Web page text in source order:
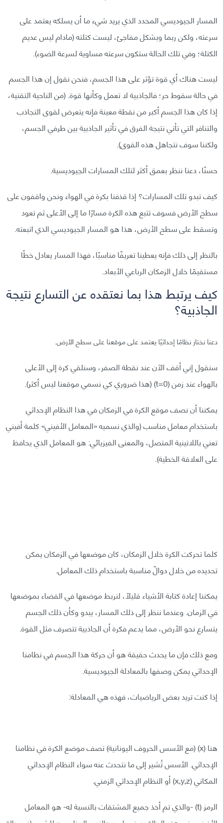
المسار الجيوديسي المحدد الذي يريد شيء ما أن يسلكه يعتمد على
سرعته، ولكن ربما وبشكل مفاجئ، ليست كتلته (مادام ليس عديم
الكتلة؛ وفي تلك الحالة ستكون سرعته مساوية لسرعة الضوء).
ليست هناك أي قوة تؤثر على هذا الجسم، فنحن نقول إن هذا الجسم
في حالة سقوط حر؛ فالجاذبية لا تعمل وكأنها قوة. (من الناحية التقنية،
إذا كان هذا الجسم أكبر من نقطة معينة فإنه يتعرض لقوى التجاذب
والتنافر التي تأتي نتيجة الفرق في تأثير الجاذبية بين طرفي الجسم،
ولكننا سوف نتجاهل هذه القوى).
حسنًا، دعنا ننظر بعمق أكثر لتلك المسارات الجيوديسية.
كيف تبدو تلك المسارات؟ إذا قذفنا بكرة في الهواء ونحن واقفون على
سطح الأرض فسوف تتبع هذه الكرة مسارًا ما إلى الأعلى ثم تعود
وتسقط على سطح الأرض، هذا هو المسار الجيوديسي الذي اتبعته.
بالنظر إلى ذلك فإنه يعطينا تعريفًا مناسبًا، فهذا المسار يعادل خطًا
مستقيمًا خلال الزمكان الرباعي الأبعاد.
كيف يرتبط هذا بما نعتقده عن التسارع نتيجة
الجاذبية؟
دعنا نختار نظامًا إحداثيًا يعتمد على موقعنا على سطح الأرض.
سنقول إني أقف الآن عند نقطة الصفر، وسنلقي كرة إلى الأعلى
بالهواء عند زمن (t=0) (هذا ضروري كي نسمي موقعنا ليس أكثر).
يمكننا أن نصف موقع الكرة في الزمكان في هذا النظام الإحداثي
باستخدام معامل مناسب (والذي نسميه «المعامل الأفيني» كلمة أفيني
تعني باللاتينية المتصل، والمعنى الفيزيائي: هو المعامل الذي يحافظ
على العلاقة الخطية).
كلما تحركت الكرة خلال الزمكان، كان موضعها في الزمكان يمكن
تحديده من خلال دوالّ مناسبة باستخدام ذلك المعامل.
يمكننا إعادة كتابة الأشياء قليلًا، لنربط موضعها في الفضاء بموضعها
في الزمان. وعندما ننظر إلى ذلك المسار، يبدو وكأن ذلك الجسم
يتسارع نحو الأرض، مما يدعم فكرة أن الجاذبية تتصرف مثل القوة.
ومع ذلك فإن ما يحدث حقيقة هو أن حركة هذا الجسم في نظامنا
الإحداثي يمكن وصفها بالمعادلة الجيوديسية.
إذا كنت تريد بعض الرياضيات، فهذه هي المعادلة:
هنا (x) (مع الأسس الحروف اليونانية) تصف موضع الكرة في نظامنا
الإحداثي. الأسس تُشير إلى ما نتحدث عنه سواء النظام الإحداثي
المكاني (x,y,z) أو النظام الإحداثي الزمني.
الرمز (t) -والذي تم أخذ جميع المشتقات بالنسبة له- هو المعامل